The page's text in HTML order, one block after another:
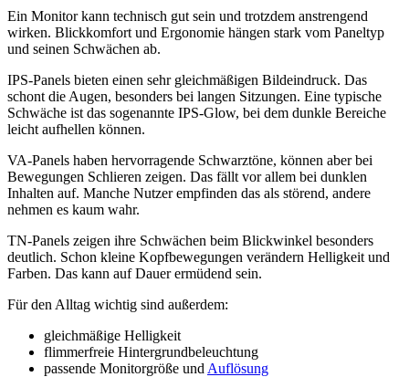
Ein Monitor kann technisch gut sein und trotzdem anstrengend
wirken. Blickkomfort und Ergonomie hängen stark vom Paneltyp
und seinen Schwächen ab.
IPS-Panels bieten einen sehr gleichmäßigen Bildeindruck. Das
schont die Augen, besonders bei langen Sitzungen. Eine typische
Schwäche ist das sogenannte IPS-Glow, bei dem dunkle Bereiche
leicht aufhellen können.
VA-Panels haben hervorragende Schwarztöne, können aber bei
Bewegungen Schlieren zeigen. Das fällt vor allem bei dunklen
Inhalten auf. Manche Nutzer empfinden das als störend, andere
nehmen es kaum wahr.
TN-Panels zeigen ihre Schwächen beim Blickwinkel besonders
deutlich. Schon kleine Kopfbewegungen verändern Helligkeit und
Farben. Das kann auf Dauer ermüdend sein.
Für den Alltag wichtig sind außerdem:
gleichmäßige Helligkeit
flimmerfreie Hintergrundbeleuchtung
passende Monitorgröße und Auflösung